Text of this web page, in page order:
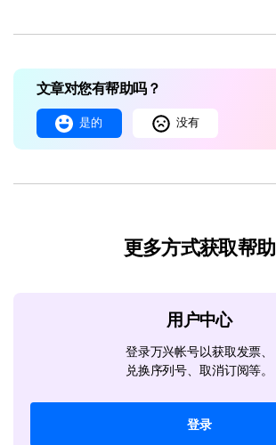
文章对您有帮助吗？
是的 没有
更多方式获取帮助
用户中心
登录万兴帐号以获取发票、
兑换序列号、取消订阅等。
登录